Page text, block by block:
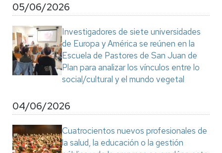
05/06/2026
Investigadores de siete universidades
de Europa y América se reúnen en la
Escuela de Pastores de San Juan de
Plan para analizar los vínculos entre lo
social/cultural y el mundo vegetal
04/06/2026
Cuatrocientos nuevos profesionales de
la salud, la educación o la gestión